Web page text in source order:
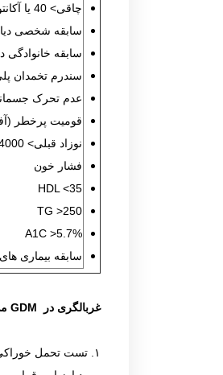
چاقی> 40 یا آکانتوزیس نیگریکانس (شرایطی که پوست تیره، ضخیم و مخملی در اطراف گردن یا زیر بغل ایجاد می شود).
سابقه شخصی
سابقه خانوادگی
سندرم تخمدان
عدم تحرک
قومیت پرخطر
نوزاد قبلی> 4000 گرم
فشار خون
HDL <35
TG >250
A1C >5.7%
سابقه بیماری
غربالگری در GDM می تواند به وسیله ی یکی از دو روش زیر انجام شود: